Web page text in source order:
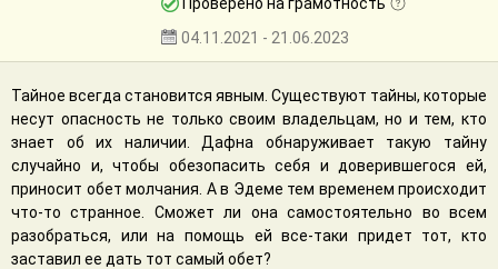
04.11.2021 - 21.06.2023
Тайное всегда становится явным. Существуют тайны, которые
несут опасность не только своим владельцам, но и тем, кто
знает об их наличии. Дафна обнаруживает такую тайну
случайно и, чтобы обезопасить себя и доверившегося ей,
приносит обет молчания. А в Эдеме тем временем происходит
что-то странное. Сможет ли она самостоятельно во всем
разобраться, или на помощь ей все-таки придет тот, кто
заставил ее дать тот самый обет?